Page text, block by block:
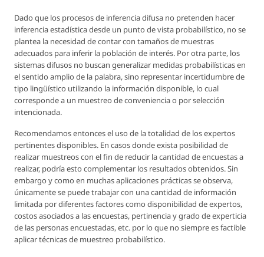
Dado que los procesos de inferencia difusa no pretenden hacer
inferencia estadística desde un punto de vista probabilístico, no se
plantea la necesidad de contar con tamaños de muestras
adecuados para inferir la población de interés. Por otra parte, los
sistemas difusos no buscan generalizar medidas probabilísticas en
el sentido amplio de la palabra, sino representar incertidumbre de
tipo lingüístico utilizando la información disponible, lo cual
corresponde a un muestreo deconvenienciao por selección
intencionada.
Recomendamos entonces el uso de la totalidad de los expertos
pertinentes disponibles. En casos donde exista posibilidad de
realizar muestreos con el fin de reducir la cantidad de encuestas a
realizar, podría esto complementar los resultados obtenidos. Sin
embargo y como en muchas aplicaciones prácticas se observa,
únicamente se puede trabajar con una cantidad de información
limitada por diferentes factores como disponibilidad de expertos,
costos asociados a las encuestas, pertinencia y grado de experticia
de las personas encuestadas, etc. por lo que no siempre es factible
aplicar técnicas de muestreo probabilístico.